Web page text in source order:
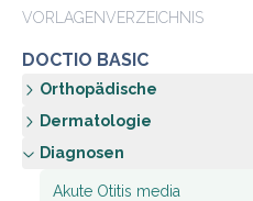
VORLAGENVERZEICHNIS
DOCTIO BASIC
Orthopädische
Dermatologie
Diagnosen
Akute Otitis media